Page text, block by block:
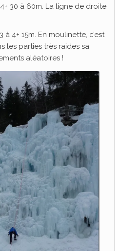
4+ 30 à 60m. La ligne de droite
à 4+ 15m. En moulinette, c’est
les parties très raides sa
aléatoires !